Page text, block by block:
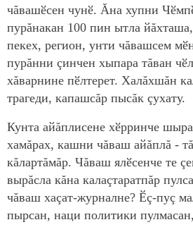
чăвашӗсен чунӗ. Ăна хупни
пурăнакан 100 пин ытла
пекех, регион, унти чăвашсем
пурăнни çинчен хыпара тăван
хăварнине пӗлтерет. Халăхшăн
трагеди, капашсăр пысăк çухату.
Кунта айăплисене хӗрринче
хамăрах, кашни чăваш айăплă -
кăлартăмăр. Чăваш ялӗсенче те
вырăсла кăна калаçтаратпăр
чăваш хаçат-журналне? Ӗç-пуç
пырсан, наци политики